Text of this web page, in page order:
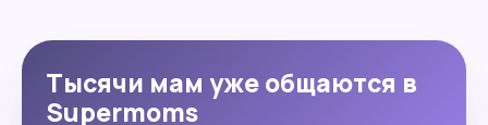
Тысячи мам уже общаются в
Supermoms